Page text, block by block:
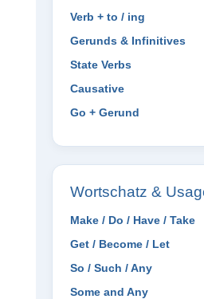
Verb + to / ing
Gerunds & Infinitives
State Verbs
Causative
Go + Gerund
Wortschatz &
Make / Do / Have / Take
Get / Become / Let
So / Such / Any
Some and Any